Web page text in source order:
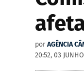
por AGÊNCIA
20:52, 03